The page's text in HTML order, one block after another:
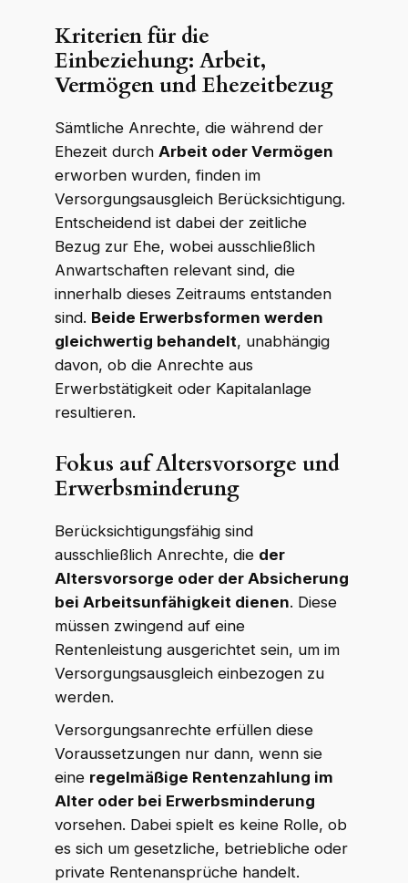
Kriterien für die
Einbeziehung: Arbeit,
Vermögen und Ehezeitbezug
Sämtliche Anrechte, die während der
Ehezeit durch Arbeit oder Vermögen
erworben wurden, finden im
Versorgungsausgleich Berücksichtigung.
Entscheidend ist dabei der zeitliche
Bezug zur Ehe, wobei ausschließlich
Anwartschaften relevant sind, die
innerhalb dieses Zeitraums entstanden
sind. Beide Erwerbsformen werden
gleichwertig behandelt, unabhängig
davon, ob die Anrechte aus
Erwerbstätigkeit oder Kapitalanlage
resultieren.
Fokus auf Altersvorsorge und
Erwerbsminderung
Berücksichtigungsfähig sind
ausschließlich Anrechte, die der
Altersvorsorge oder der Absicherung
bei Arbeitsunfähigkeit dienen. Diese
müssen zwingend auf eine
Rentenleistung ausgerichtet sein, um im
Versorgungsausgleich einbezogen zu
werden.
Versorgungsanrechte erfüllen diese
Voraussetzungen nur dann, wenn sie
eine regelmäßige Rentenzahlung im
Alter oder bei Erwerbsminderung
vorsehen. Dabei spielt es keine Rolle, ob
es sich um gesetzliche, betriebliche oder
private Rentenansprüche handelt.